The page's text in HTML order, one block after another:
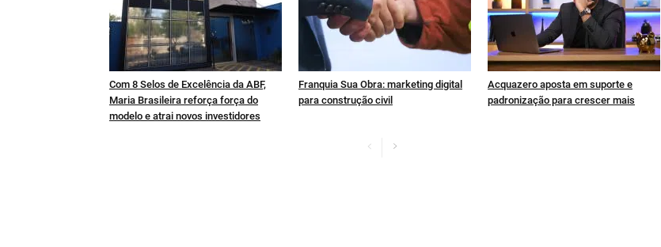
Com 8 Selos de Excelência da ABF,
Maria Brasileira reforça força do
modelo e atrai novos investidores
Franquia Sua Obra: marketing digital
para construção civil
Acquazero aposta em suporte e
padronização para crescer mais